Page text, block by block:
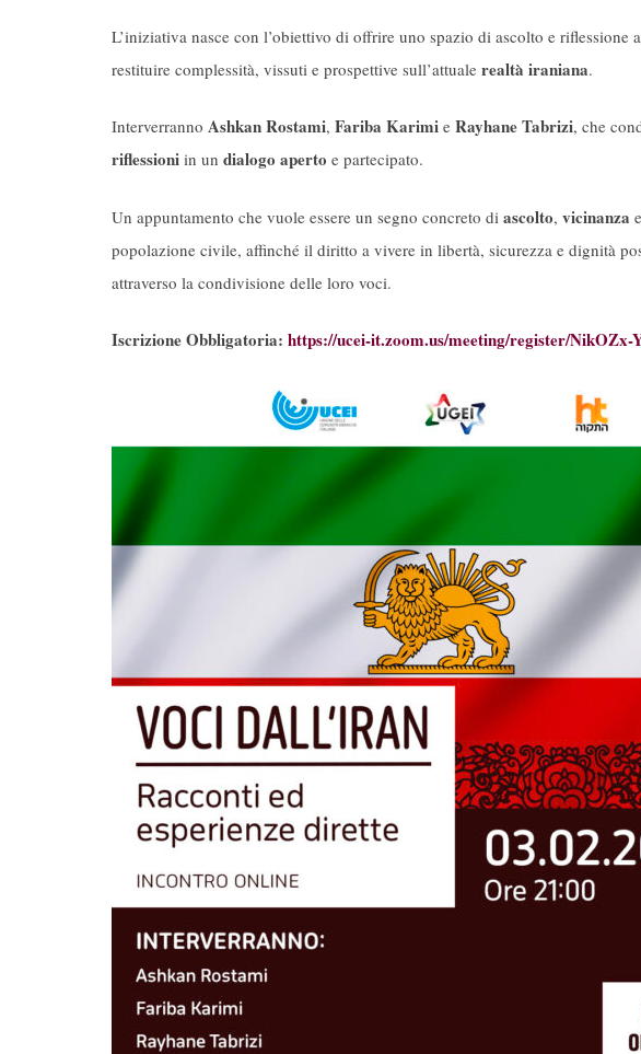
L’iniziativa nasce con l’obiettivo di offrire uno spazio di ascolto e riflessione
restituire complessità, vissuti e prospettive sull’attuale realtà iraniana.
Interverranno Ashkan Rostami, Fariba Karimi e Rayhane Tabrizi, che
riflessioni in un dialogo aperto e partecipato.
Un appuntamento che vuole essere un segno concreto di ascolto, vicinanza e
popolazione civile, affinché il diritto a vivere in libertà, sicurezza e dignità
attraverso la condivisione delle loro voci.
Iscrizione Obbligatoria: https://ucei-it.zoom.us/meeting/register/